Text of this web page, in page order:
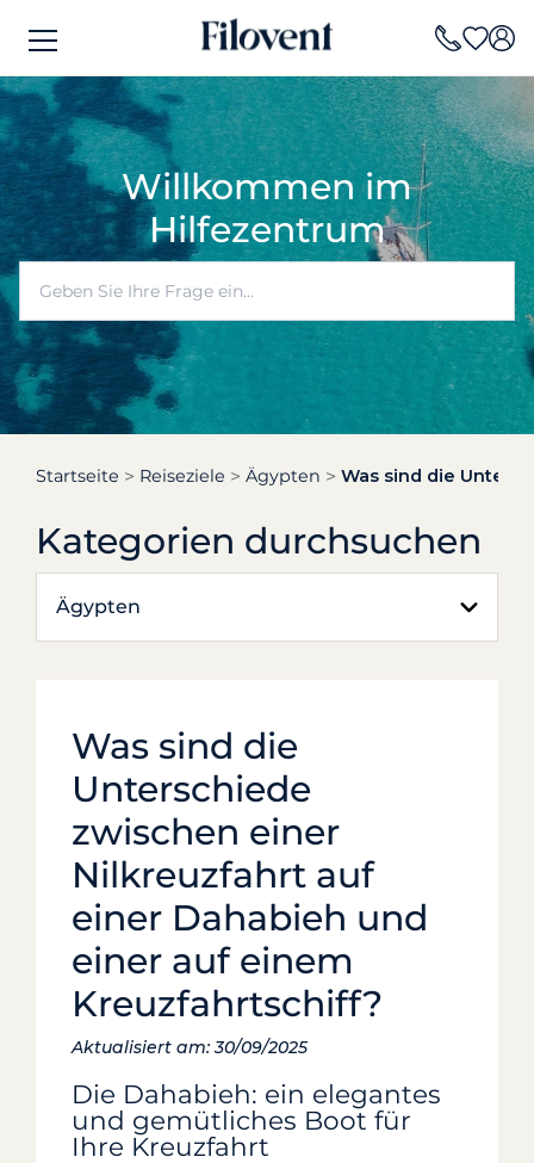
Willkommen im
Hilfezentrum
Startseite Reiseziele Ägypten Was sind die
Kategorien durchsuchen
Ägypten
Was sind die
Unterschiede
zwischen einer
Nilkreuzfahrt auf
einer Dahabieh und
einer auf einem
Kreuzfahrtschiff?
Aktualisiert am: 30/09/2025
Die Dahabieh: ein elegantes
und gemütliches Boot für
Ihre Kreuzfahrt